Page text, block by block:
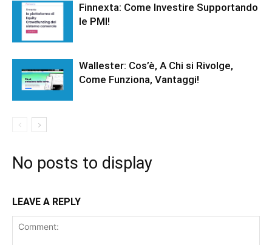
Finnexta: Come Investire Supportando
le PMI!
Wallester: Cos’è, A Chi si Rivolge,
Come Funziona, Vantaggi!
No posts to display
LEAVE A REPLY